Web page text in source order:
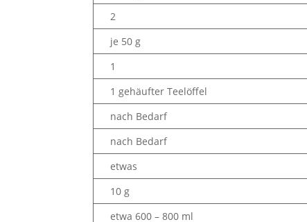
2
je 50 g
1
1 gehäufter Teelöffel
nach Bedarf
nach Bedarf
etwas
10 g
etwa 600 – 800 ml